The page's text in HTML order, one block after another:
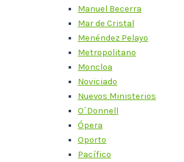
Manuel Becerra
Mar de Cristal
Menéndez Pelayo
Metropolitano
Moncloa
Noviciado
Nuevos Ministerios
O´Donnell
Ópera
Oporto
Pacífico